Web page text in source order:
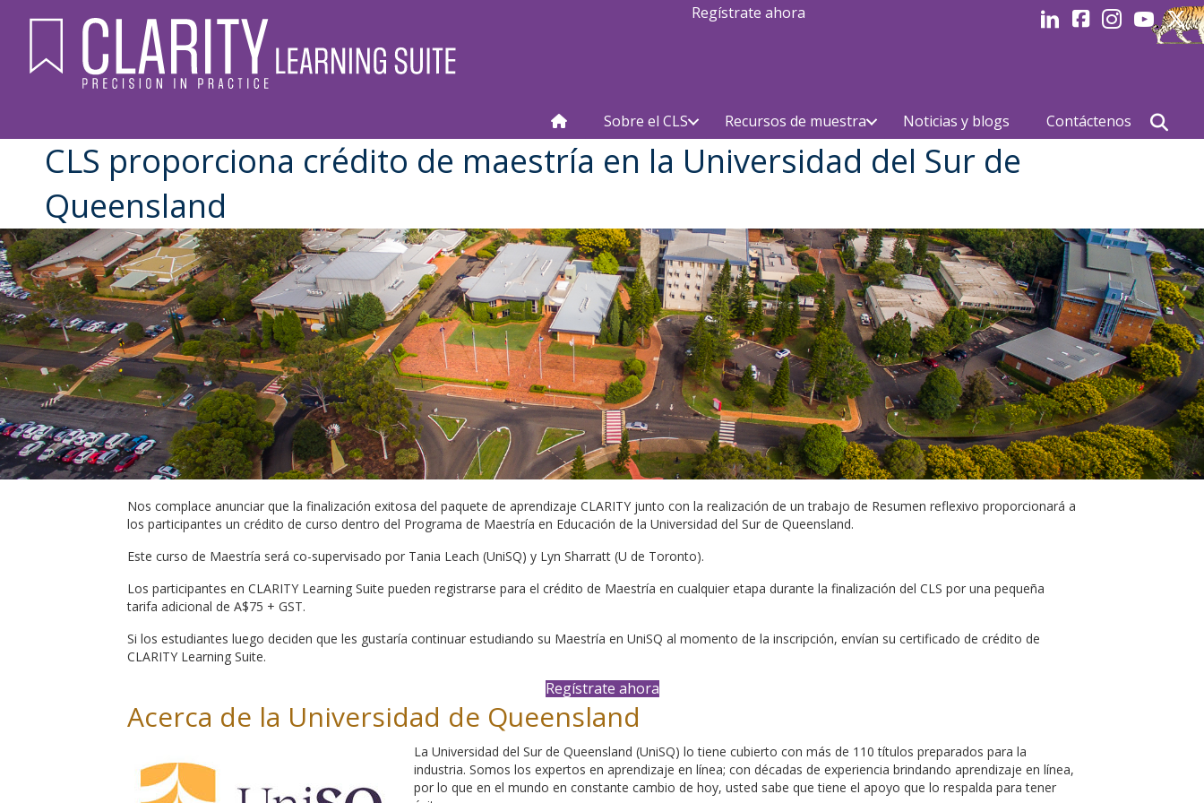
Regístrate ahora LinkedInFacebookInstagramYoutube
Sobre el CLS Recursos de muestra Noticias y blogs Contáctenos
CLS proporciona crédito de maestría en la Universidad del Sur de
Queensland
Nos complace anunciar que la finalización exitosa del paquete de aprendizaje CLARITY junto con la realización de un trabajo de Resumen reflexivo proporcionará a
los participantes un crédito de curso dentro del Programa de Maestría en Educación de la Universidad del Sur de Queensland.
Este curso de Maestría será co-supervisado por Tania Leach (UniSQ) y Lyn Sharratt (U de Toronto).
Los participantes en CLARITY Learning Suite pueden registrarse para el crédito de Maestría en cualquier etapa durante la finalización del CLS por una pequeña
tarifa adicional de A$75 + GST.
Si los estudiantes luego deciden que les gustaría continuar estudiando su Maestría en UniSQ al momento de la inscripción, envían su certificado de crédito de
CLARITY Learning Suite.
Regístrate ahora
Acerca de la Universidad de Queensland
La Universidad del Sur de Queensland (UniSQ) lo tiene cubierto con más de 110 títulos preparados para la
industria. Somos los expertos en aprendizaje en línea; con décadas de experiencia brindando aprendizaje en línea,
por lo que en el mundo en constante cambio de hoy, usted sabe que tiene el apoyo que lo respalda para tener